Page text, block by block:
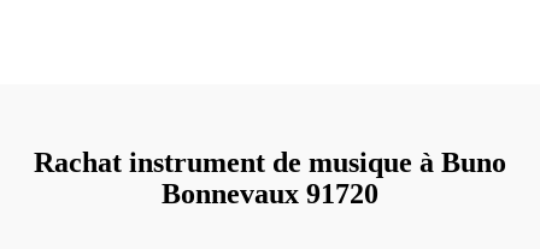
Rachat instrument de musique à Buno
Bonnevaux 91720